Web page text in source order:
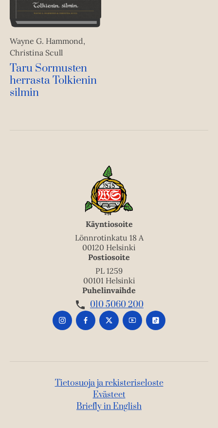
Wayne G. Hammond,
Christina Scull
Taru Sormusten
herrasta Tolkienin
silmin
Käyntiosoite
Lönnrotinkatu 18 A
00120 Helsinki
Postiosoite
PL 1259
00101 Helsinki
Puhelinvaihde
010 5060 200
Tietosuoja ja rekisteriseloste
Evästeet
Briefly in English